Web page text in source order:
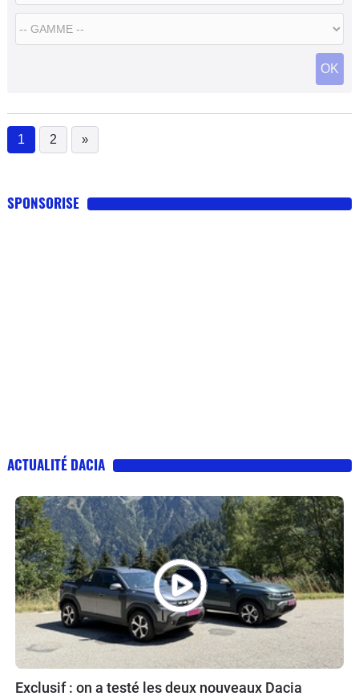
OK
1
(current)
2 »
SPONSORISE
ACTUALITÉ DACIA
Exclusif : on a testé les deux nouveaux Dacia